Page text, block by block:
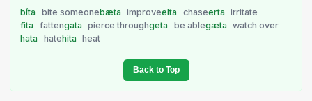
bíta bite someonebæta improveelta chaseerta
irritate
fita
fattengata pierce throughgeta be ablegæta
watch over
hata
hatehita heat
Back to Top